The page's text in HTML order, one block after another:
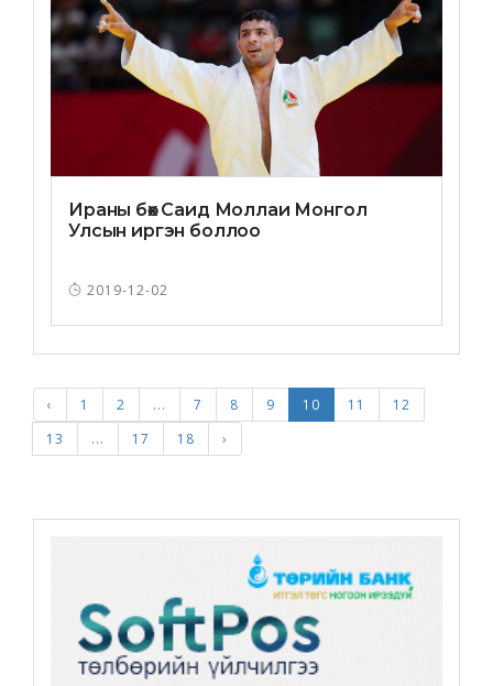
Ираны бөх Саид Моллаи Монгол
Улсын иргэн боллоо
2019-12-02
‹ 1 2 ... 7 8 9 10 11
12
13
... 17 18 ›